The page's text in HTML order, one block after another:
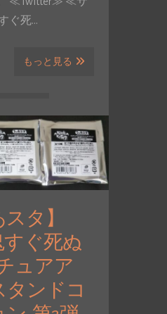
ぐ死…
もっと見る
タ】
すぐ死ぬ
ュアア
タンドコ